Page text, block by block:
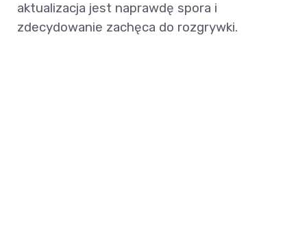
aktualizacja jest naprawdę spora i
zdecydowanie zachęca do rozgrywki.